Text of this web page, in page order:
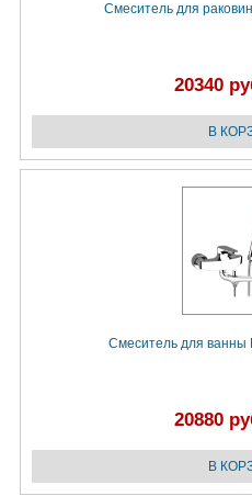
Смеситель для
20340
Смеситель для ванны
20880